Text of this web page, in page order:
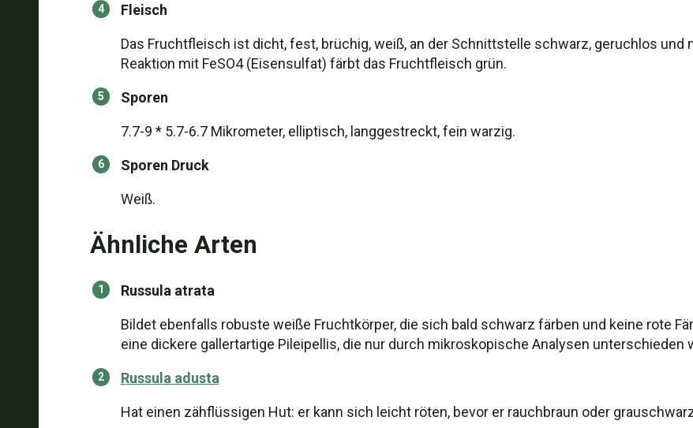
Fleisch
Das Fruchtfleisch ist dicht, fest, brüchig, weiß, an der Schnittstelle schwarz, geruchlos
Reaktion mit FeSO4 (Eisensulfat) färbt das Fruchtfleisch grün.
Sporen
7.7-9 * 5.7-6.7 Mikrometer, elliptisch, langgestreckt, fein warzig.
Sporen Druck
Weiß.
Ähnliche Arten
Russula atrata
Bildet ebenfalls robuste weiße Fruchtkörper, die sich bald schwarz färben und keine rote
eine dickere gallertartige Pileipellis, die nur durch mikroskopische Analysen unterschieden
Russula adusta
Hat einen zähflüssigen Hut: er kann sich leicht röten, bevor er rauchbraun oder